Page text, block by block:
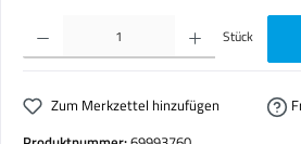
Produkt Anzahl: Gib den gewünschten Wert ein oder benutze
Stück
Zum Merkzettel hinzufügen